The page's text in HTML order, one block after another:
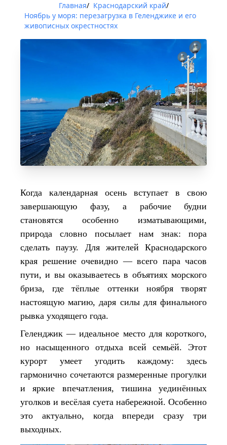
Главная/ Краснодарский край/
Ноябрь у моря: перезагрузка в Геленджике и его
живописных окрестностях
Когда календарная осень вступает в свою
завершающую фазу, а рабочие будни
становятся особенно изматывающими,
природа словно посылает нам знак: пора
сделать паузу. Для жителей Краснодарского
края решение очевидно — всего пара часов
пути, и вы оказываетесь в объятиях морского
бриза, где тёплые оттенки ноября творят
настоящую магию, даря силы для финального
рывка уходящего года.
Геленджик — идеальное место для короткого,
но насыщенного отдыха всей семьёй. Этот
курорт умеет угодить каждому: здесь
гармонично сочетаются размеренные прогулки
и яркие впечатления, тишина уединённых
уголков и весёлая суета набережной. Особенно
это актуально, когда впереди сразу три
выходных.